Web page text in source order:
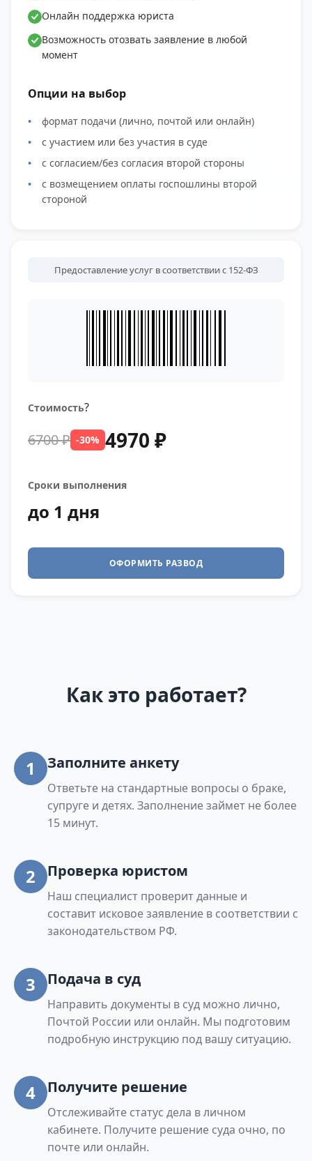
Онлайн поддержка юриста
Возможность отозвать заявление в любой
момент
Опции на выбор
формат подачи (лично, почтой или онлайн)
с участием или без участия в суде
с согласием/без согласия второй стороны
с возмещением оплаты госпошлины второй
стороной
Предоставление услуг в соответствии с 152-ФЗ
Стоимость?
6700 ₽ -30% 4970 ₽
Сроки выполнения
до 1 дня
ОФОРМИТЬ РАЗВОД
Как это работает?
1 Заполните анкету
Ответьте на стандартные вопросы о браке,
супруге и детях. Заполнение займет не более
15 минут.
2 Проверка юристом
Наш специалист проверит данные и
составит исковое заявление в соответствии с
законодательством РФ.
3 Подача в суд
Направить документы в суд можно лично,
Почтой России или онлайн. Мы подготовим
подробную инструкцию под вашу ситуацию.
4 Получите решение
Отслеживайте статус дела в личном
кабинете. Получите решение суда очно, по
почте или онлайн.